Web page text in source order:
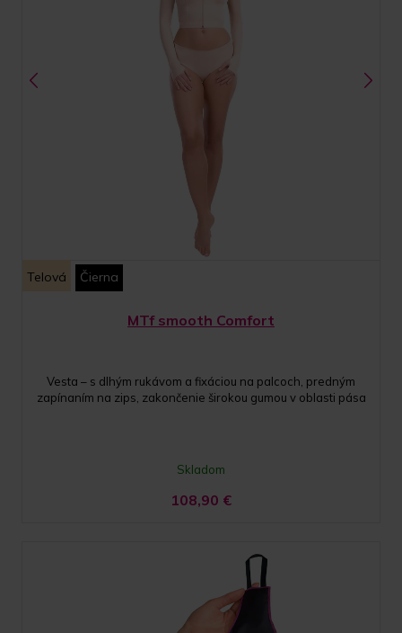
Telová Čierna
MTf smooth Comfort
Vesta – s dlhým rukávom a fixáciou na palcoch, predným
zapínaním na zips, zakončenie širokou gumou v oblasti pása
Skladom
108,90 €